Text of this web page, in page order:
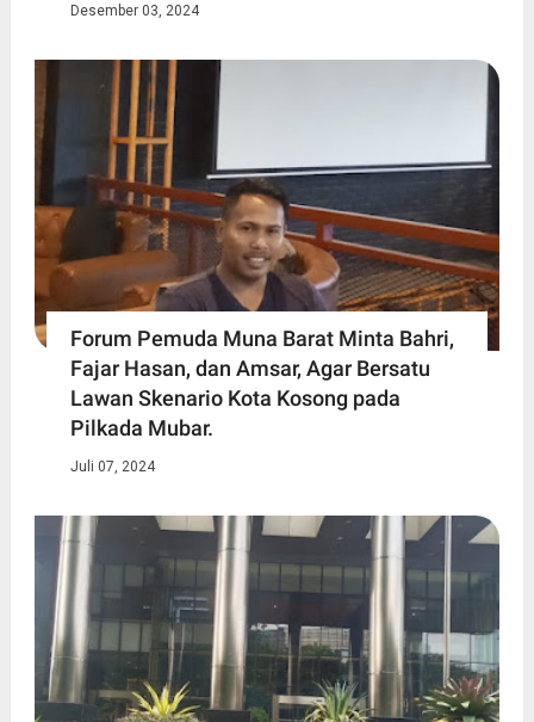
Desember 03, 2024
Forum Pemuda Muna Barat Minta Bahri,
Fajar Hasan, dan Amsar, Agar Bersatu
Lawan Skenario Kota Kosong pada
Pilkada Mubar.
Juli 07, 2024